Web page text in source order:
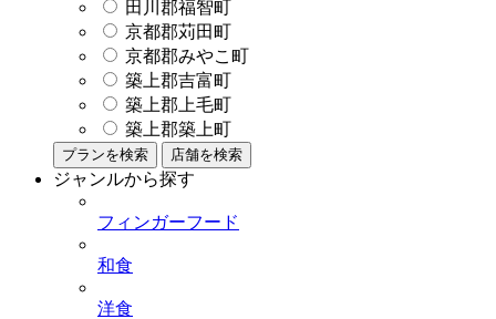
田川郡福智町
京都郡苅田町
京都郡みやこ町
築上郡吉富町
築上郡上毛町
築上郡築上町
プランを検索 店舗を検索
ジャンルから探す
フィンガーフード
和食
洋食